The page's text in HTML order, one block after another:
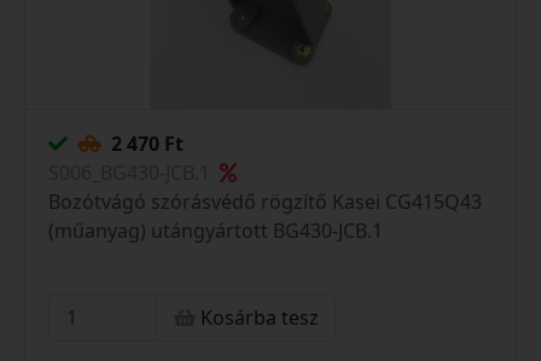
2 470 Ft
Bozótvágó szórásvédő rögzítő Kasei CG415Q43
(műanyag) utángyártott BG430-JCB.1
Kosárba tesz